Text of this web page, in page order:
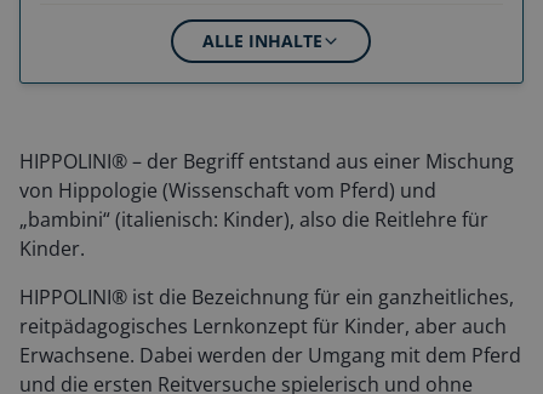
ALLE INHALTE
HIPPOLINI® – der Begriff entstand aus einer Mischung
von Hippologie (Wissenschaft vom Pferd) und
„bambini“ (italienisch: Kinder), also die Reitlehre für
Kinder.
HIPPOLINI® ist die Bezeichnung für ein ganzheitliches,
reitpädagogisches Lernkonzept für Kinder, aber auch
Erwachsene. Dabei werden der Umgang mit dem Pferd
und die ersten Reitversuche spielerisch und ohne